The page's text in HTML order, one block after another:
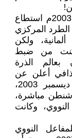
كذلك الحال في ليبيا، ففي شهر أكتوبر 2003م استطاع
المركزي
ولكن
تمكنت من ضبط
بعالم الذرة
أعلن عن
تخليه الطوعي عن المشروع يوم 19 ديسمبر 2003،
مباشرة،
وكانت
النووي